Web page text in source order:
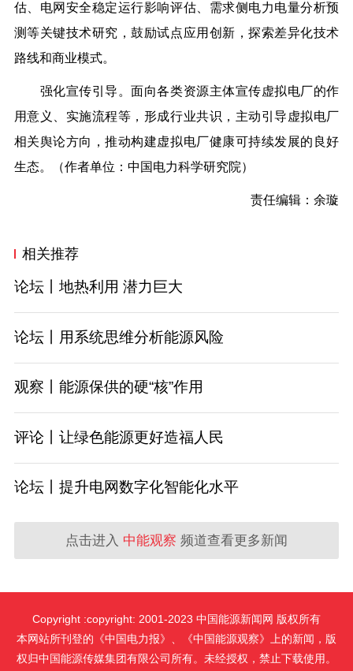
估、电网安全稳定运行影响评估、需求侧电力电量分析预
测等关键技术研究，鼓励试点应用创新，探索差异化技术
路线和商业模式。
强化宣传引导。面向各类资源主体宣传虚拟电厂的作
用意义、实施流程等，形成行业共识，主动引导虚拟电厂
相关舆论方向，推动构建虚拟电厂健康可持续发展的良好
生态。（作者单位：中国电力科学研究院）
责任编辑：余璇
相关推荐
论坛丨地热利用 潜力巨大
论坛丨用系统思维分析能源风险
观察丨能源保供的硬“核”作用
评论丨让绿色能源更好造福人民
论坛丨提升电网数字化智能化水平
点击进入 中能观察 频道查看更多新闻
Copyright :copyright: 2001-2023 中国能源新闻网 版权所有
本网站所刊登的《中国电力报》、《中国能源观察》上的新闻，版
权归中国能源传媒集团有限公司所有。未经授权，禁止下载使用。